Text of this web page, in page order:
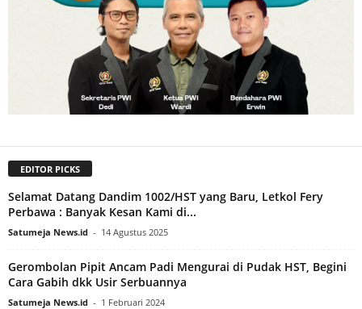
EDITOR PICKS
Selamat Datang Dandim 1002/HST yang Baru, Letkol Fery
Perbawa : Banyak Kesan Kami di...
Satumeja News.id - 14 Agustus 2025
Gerombolan Pipit Ancam Padi Mengurai di Pudak HST, Begini
Cara Gabih dkk Usir Serbuannya
Satumeja News.id - 1 Februari 2024